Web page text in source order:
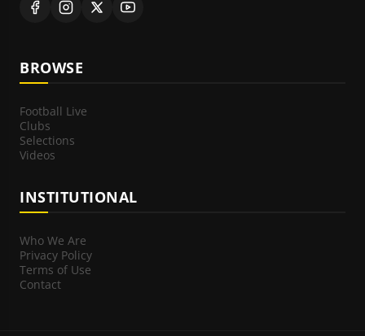
BROWSE
Football Live
Clubs
Selections
Videos
INSTITUTIONAL
Who We Are
Privacy Policy
Terms of Use
Contact